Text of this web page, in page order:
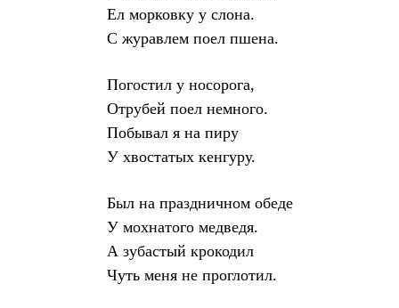
Ел морковку у слона.
С журавлем поел пшена.
Погостил у носорога,
Отрубей поел немного.
Побывал я на пиру
У хвостатых кенгуру.
Был на праздничном обеде
У мохнатого медведя.
А зубастый крокодил
Чуть меня не проглотил.